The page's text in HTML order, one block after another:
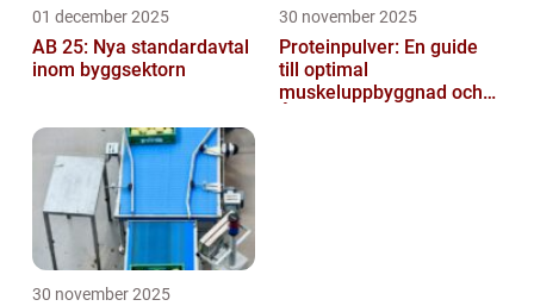
01 december 2025
AB 25: Nya standardavtal
inom byggsektorn
30 november 2025
Proteinpulver: En guide
till optimal
muskeluppbyggnad och
30 november 2025